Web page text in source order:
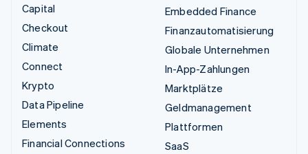
Capital
Checkout
Climate
Connect
Krypto
Data Pipeline
Elements
Financial Connections
Embedded Finance
Finanzautomatisierung
Globale Unternehmen
In-App-Zahlungen
Marktplätze
Geldmanagement
Plattformen
SaaS